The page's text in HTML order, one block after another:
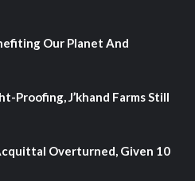
Our Planet And
Proofing, J’khand Farms Still
Overturned, Given 10